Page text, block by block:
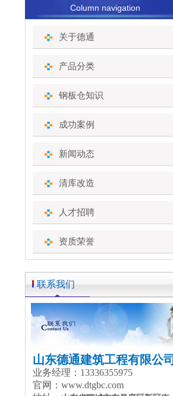
Column navigation
关于德通
产品分类
钢板仓知识
成功案例
新闻动态
清库改造
人才招聘
资质荣誉
联系我们
山东德通建筑工程有限公司
业务经理：13336355975
官网：www.dtgbc.com